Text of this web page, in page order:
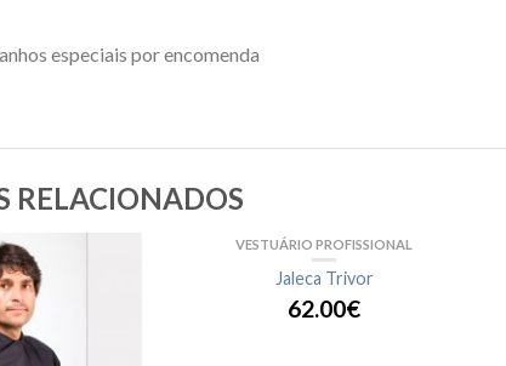
especiais por encomenda
RELACIONADOS
VESTUÁRIO PROFISSIONAL
Jaleca Trivor
62.00€